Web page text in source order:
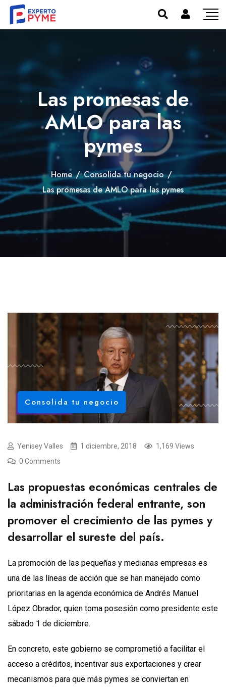
Las promesas de
AMLO para las
pymes
Home / Consolida tu negocio /
Las promesas de AMLO para las pymes
Consolida tu negocio
Yenisey Valles 1 diciembre, 2018
1,169 Views
0 Comments
Las propuestas económicas centrales de
la administración federal entrante, son
promover el crecimiento de las pymes y
desarrollar el sureste del país.
La promoción de las pequeñas y medianas empresas es
una de las líneas de acción que se han manejado como
prioritarias en la agenda económica de Andrés Manuel
López Obrador, quien toma posesión como presidente este
sábado 1 de diciembre.
En concreto, este gobierno se comprometió a facilitar el
acceso a créditos, incentivar sus exportaciones y crear
mecanismos para que más pymes se conviertan en